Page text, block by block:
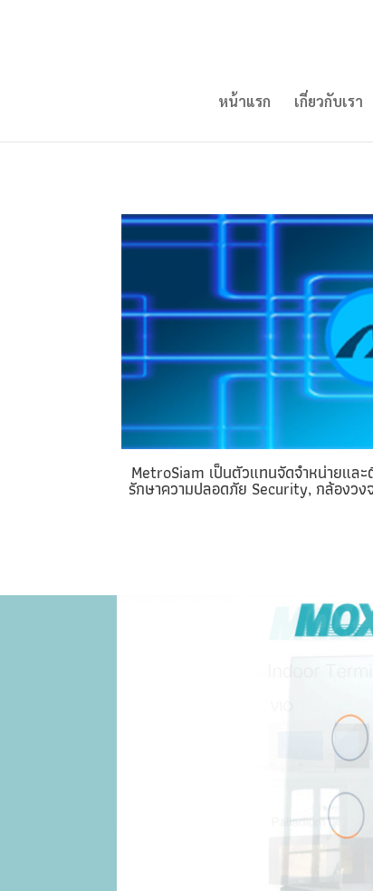
หน้าแรก เกี่ยวกับเรา
MetroSiam เป็นตัวแทนจัดจำหน่ายแล
รักษาความปลอดภัย Security, กล้องว